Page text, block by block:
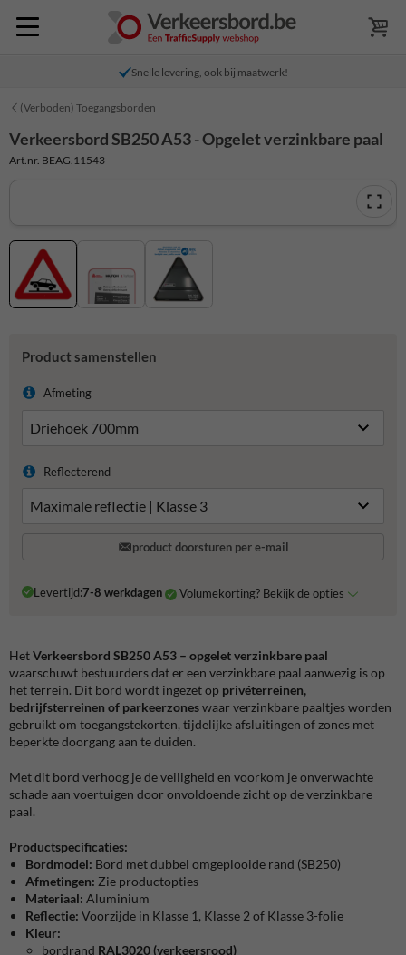
Snelle levering, ook bij maatwerk!
(Verboden) Toegangsborden
Verkeersbord SB250 A53 - Opgelet verzinkbare paal
Art.nr. BEAG.11543
Product samenstellen
Afmeting
Reflecterend
product doorsturen per e-mail
Levertijd:7-8 werkdagen Volumekorting? Bekijk de opties
HetVerkeersbord SB250 A53 – opgelet verzinkbare paal
waarschuwt bestuurders dat er een verzinkbare paal aanwezig is op
het terrein. Dit bord wordt ingezet op privéterreinen,
bedrijfsterreinen of parkeerzoneswaar verzinkbare paaltjes worden
gebruikt om toegangstekorten, tijdelijke afsluitingen of zones met
beperkte doorgang aan te duiden.
Met dit bord verhoog je de veiligheid en voorkom je onverwachte
schade aan voertuigen door onvoldoende zicht op de verzinkbare
paal.
Productspecificaties:
Bordmodel: Bord met dubbel omgeplooide rand (SB250)
Afmetingen: Zie productopties
Materiaal: Aluminium
Reflectie: Voorzijde in Klasse 1, Klasse 2 of Klasse 3-folie
Kleur:
bordrand RAL3020 (verkeersrood)